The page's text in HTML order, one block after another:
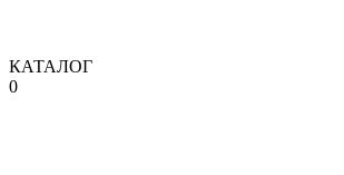
КАТАЛОГ
0